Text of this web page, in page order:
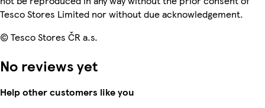
Tesco Stores Limited nor without due acknowledgement.
© Tesco Stores ČR a.s.
No reviews yet
Help other customers like you